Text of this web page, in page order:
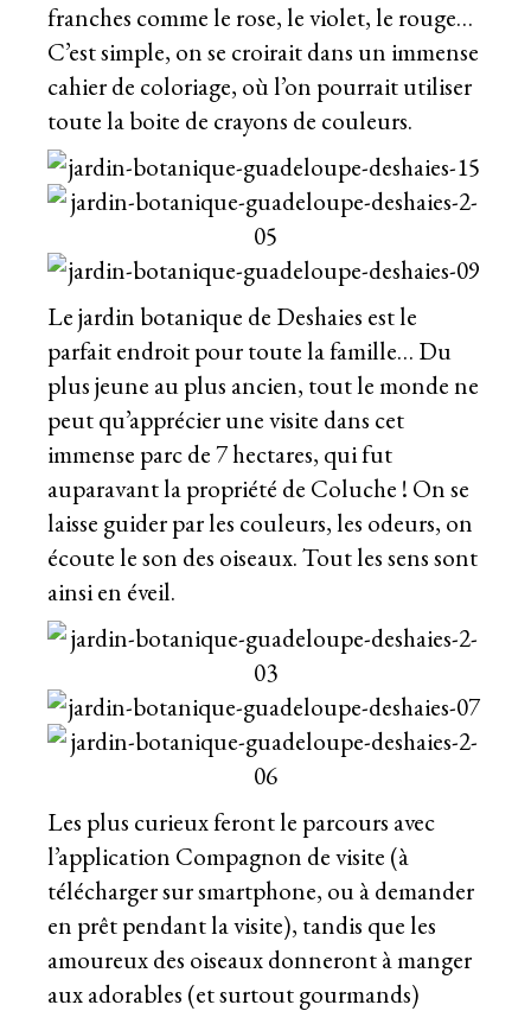
franches comme le rose, le violet, le rouge…
C’est simple, on se croirait dans un immense
cahier de coloriage, où l’on pourrait utiliser
toute la boite de crayons de couleurs.
Le jardin botanique de Deshaies est le
parfait endroit pour toute la famille… Du
plus jeune au plus ancien, tout le monde ne
peut qu’apprécier une visite dans cet
immense parc de 7 hectares, qui fut
auparavant la propriété de Coluche ! On se
laisse guider par les couleurs, les odeurs, on
écoute le son des oiseaux. Tout les sens sont
ainsi en éveil.
Les plus curieux feront le parcours avec
l’application Compagnon de visite (à
télécharger sur smartphone, ou à demander
en prêt pendant la visite), tandis que les
amoureux des oiseaux donneront à manger
aux adorables (et surtout gourmands)